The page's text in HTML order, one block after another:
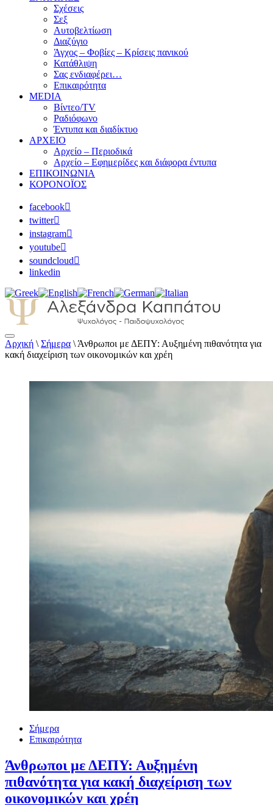
Σχέσεις
Σεξ
Αυτοβελτίωση
Διαζύγιο
Άγχος – Φοβίες – Κρίσεις πανικού
Κατάθλιψη
Σας ενδιαφέρει…
Επικαιρότητα
MEDIA
Βίντεο/TV
Ραδιόφωνο
Έντυπα και διαδίκτυο
ΑΡΧΕΙΟ
Αρχείο – Περιοδικά
Αρχείο – Εφημερίδες και διάφορα έντυπα
ΕΠΙΚΟΙΝΩΝΙΑ
ΚΟΡΟΝΟΪΟΣ
facebook
twitter
instagram
youtube
soundcloud
linkedin
Αλεξάνδρα Καππάτου Ψυχολόγος –
Παιδοψυχολόγος
Αρχική \ Σήμερα \ Άνθρωποι με ΔΕΠΥ: Αυξημένη πιθανότητα για
κακή διαχείριση των οικονομικών και χρέη
Σήμερα
Επικαιρότητα
Άνθρωποι με ΔΕΠΥ: Αυξημένη
πιθανότητα για κακή διαχείριση των
οικονομικών και χρέη